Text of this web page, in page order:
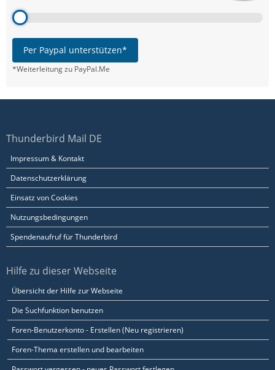
Per Paypal unterstützen*
*Weiterleitung zu PayPal.Me
Thunderbird Mail DE
Impressum & Kontakt
Datenschutzerklärung
Einsatz von Cookies
Nutzungsbedingungen
Spendenaufruf für Thunderbird
Hilfe zu dieser Webseite
Übersicht der Hilfe zur Webseite
Die Suchfunktion benutzen
Foren-Benutzerkonto - Erstellen (Neu registrieren)
Foren-Thema erstellen und bearbeiten